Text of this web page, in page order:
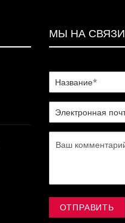
МЫ НА СВЯЗИ
ОТПРАВИТЬ